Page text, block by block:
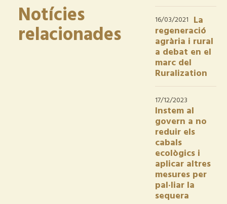
Notícies
relacionades
16/03/2021 La
regeneració
agrària i rural
a debat en el
marc del
Ruralization
17/12/2023
Instem al
govern a no
reduir els
cabals
ecològics i
aplicar altres
mesures per
pal·liar la
sequera